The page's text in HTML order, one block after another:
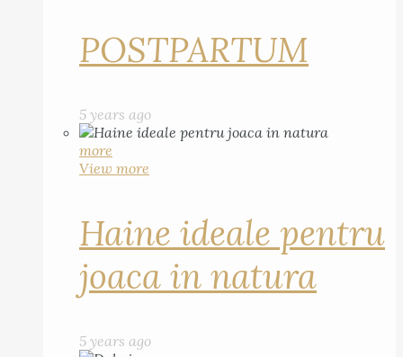
POSTPARTUM
5 years ago
more
View more
Haine ideale pentru
joaca in natura
5 years ago